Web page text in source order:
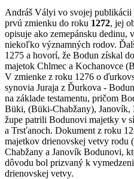
Andráš Vályi vo svojej publikácii
prvú zmienku do roku 1272, jej
opisuje ako zemepánsku dedinu,
niekoľko významných rodov.
1275 a hovorí, že Bodun získal
majetok Chlmec a Kochanovce
V zmienke z roku 1276 o
synovia Juraja z Ďurkova -
na základe testamentu, pričom
Büki, (Büki-Chabžany), Janovík,
župe patrili Bodunovi majetky v
a Trsťanoch. Dokument z roku
majetkov drienovskej vetvy rodu
Chabžany a Janovík Bodunovi,
dôvodu bol prizvaný k
drienovskej vetvy.